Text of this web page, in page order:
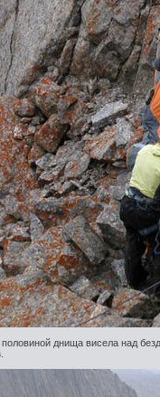
половиной днища висела над